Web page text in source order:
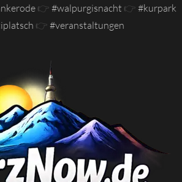
👉 #walpurgisnacht 👉 #kurpark
👉 #veranstaltungen